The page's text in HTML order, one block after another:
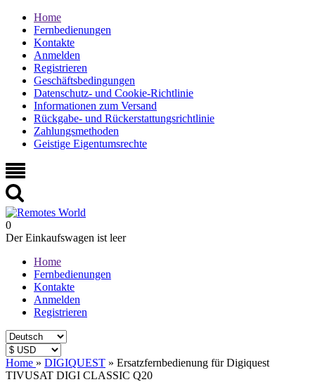
Home
Fernbedienungen
Kontakte
Anmelden
Registrieren
Geschäftsbedingungen
Datenschutz- und Cookie-Richtlinie
Informationen zum Versand
Rückgabe- und Rückerstattungsrichtlinie
Zahlungsmethoden
Geistige Eigentumsrechte
0
Der Einkaufswagen ist leer
Home
Fernbedienungen
Kontakte
Anmelden
Registrieren
Home » DIGIQUEST » Ersatzfernbedienung für Digiquest
TIVUSAT DIGI CLASSIC Q20